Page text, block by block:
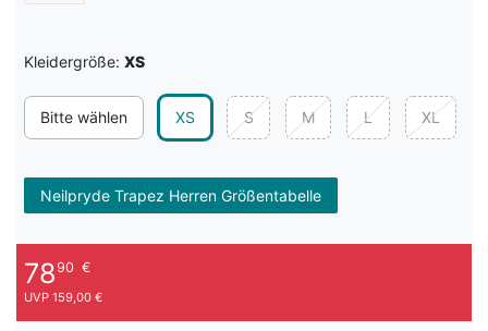
Kleidergröße: XS
Bitte wählen XS S M L XL
Neilpryde Trapez Herren Größentabelle
7890 €
UVP 159,00 €